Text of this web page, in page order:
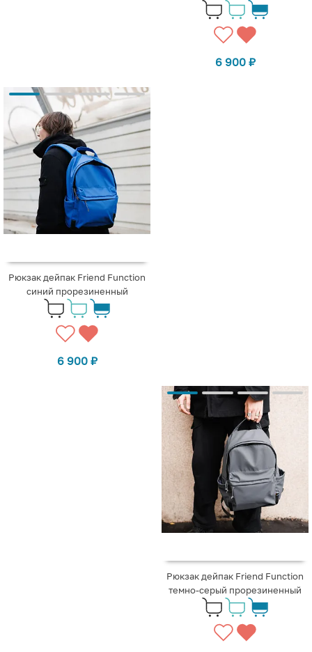
6 900 ₽
Рюкзак дейпак Friend Function
синий прорезиненный
6 900 ₽
Рюкзак дейпак Friend Function
темно-серый прорезиненный